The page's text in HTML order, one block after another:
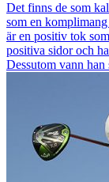
Det finns de som
som en
är en positiv tok
positiva sidor och
Dessutom vann